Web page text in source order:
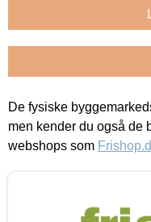
De fysiske
men kender du også de
webshops som